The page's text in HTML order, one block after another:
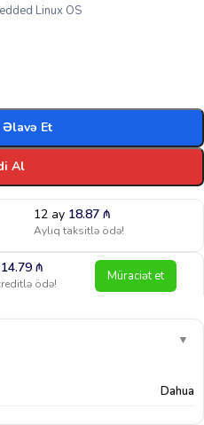
Linux OS
Əlavə Et
Al
12 ay 18.87 ₼
Aylıq taksitlə ödə!
14.79₼
ödə! Müraciət et
▼
Dahua